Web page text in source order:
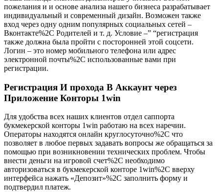
пожелания и и основе анализа нашего бизнеса разрабатывает
индивидуальный и современный дизайн. Возможен также
вход через одну одним популярных социальных сетей –
Вконтакте%2C Родителей и т. д. Условие –” “регистрация
также должна была пройти с посторонней этой соцсети.
Логин – это номер мобильного телефона или адрес
электронной почты%2C использованные вами при
регистрации.
Регистрация И прохода В Аккаунт через
Приложение Конторы 1win
Для удобства всех наших клиентов отдел саппорта
букмекерской конторы 1win работаю на всех наречии.
Операторы находятся онлайн круглосуточно%2C что
позволяет в любое первых задавать вопросы же обращаться за
помощью при возникновении технических проблем. Чтобы
внести деньги на игровой счет%2C необходимо
авторизоваться в букмекерской конторе 1win%2C вверху
интерфейса нажать «Депозит»%2C заполнить форму и
подтвердил платеж.